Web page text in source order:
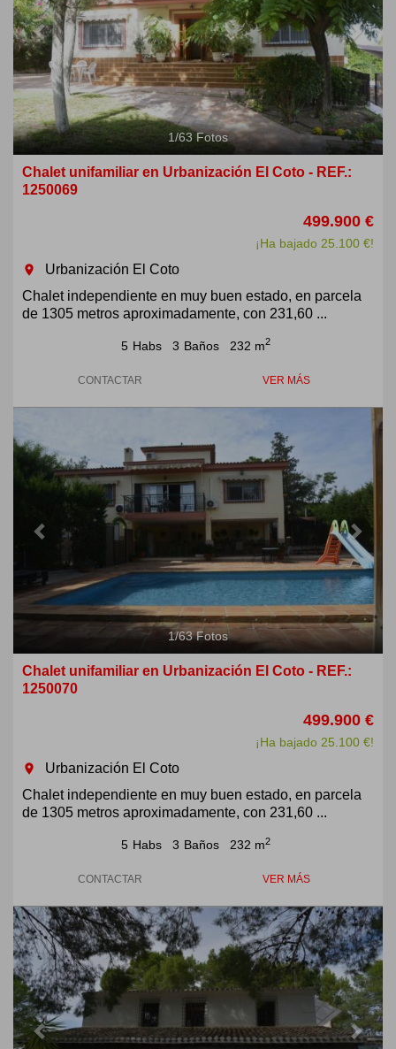
1/63Fotos
Chalet unifamiliar en Urbanización El Coto - REF.:
1250069
499.900 €
¡Ha bajado 25.100 €!
room
Urbanización El Coto
Chalet independiente en muy buen estado, en parcela
de 1305 metros aproximadamente, con 231,60 ...
5 Habs 3 Baños 232 m2
CONTACTAR VER MÁS
Next
1/63Fotos
Chalet unifamiliar en Urbanización El Coto - REF.:
1250070
499.900 €
¡Ha bajado 25.100 €!
room
Urbanización El Coto
Chalet independiente en muy buen estado, en parcela
de 1305 metros aproximadamente, con 231,60 ...
5 Habs 3 Baños 232 m2
CONTACTAR VER MÁS
Previous Next